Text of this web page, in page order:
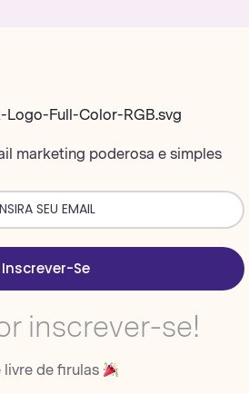
marketing poderosa e simples
Inscrever-Se
inscrever-se!
de firulas